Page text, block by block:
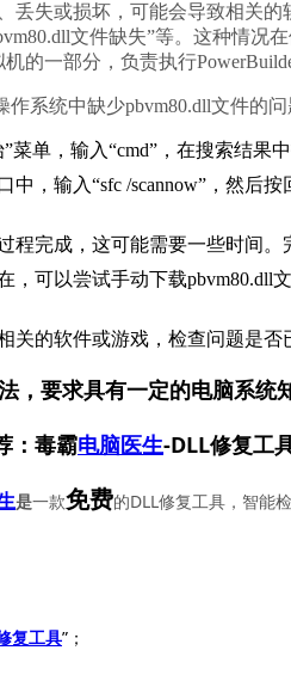
丢失或损坏，可能会导致相关
文件缺失”等。这种情况
机的一部分，负责执行
作系统中缺少pbvm80.dll文件的
菜单，输入“cmd”，在搜索结果
中，输入“sfc /scannow”，然后
程完成，这可能需要一些时间。
，可以尝试手动下载pbvm80.dll
关的软件或游戏，检查问题是否
，要求具有一定的电脑系统
：毒霸电脑医生-DLL修复工
是一款免费的DLL修复工具，智能
复工具”；